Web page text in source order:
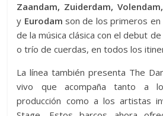
Zaandam, Zuiderdam,
y Eurodam son de los primeros
de la música clásica con el debut
o trío de cuerdas, en todos los
La línea también presenta The
vivo que acompaña tanto a
producción como a los artistas